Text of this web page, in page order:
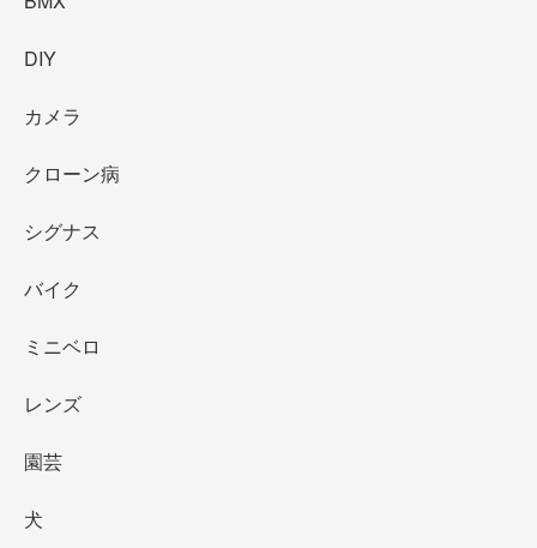
DIY
カメラ
クローン病
シグナス
バイク
ミニベロ
レンズ
園芸
犬